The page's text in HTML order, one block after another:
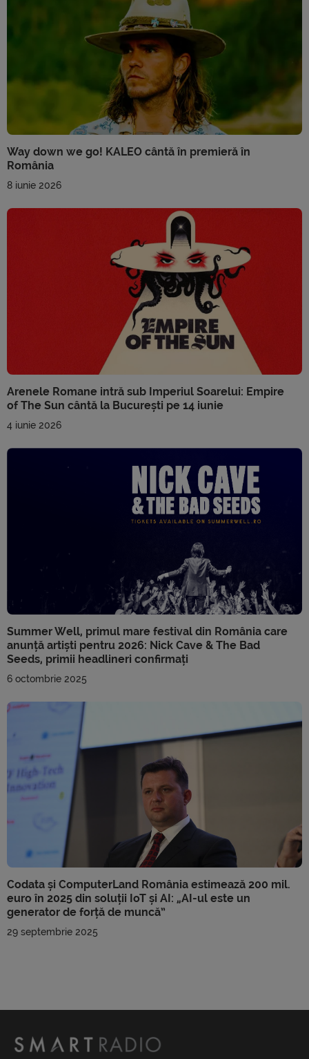
Way down we go! KALEO cântă în premieră în
România
8 iunie 2026
Arenele Romane intră sub Imperiul Soarelui: Empire
of The Sun cântă la București pe 14 iunie
4 iunie 2026
Summer Well, primul mare festival din România care
anunță artiști pentru 2026: Nick Cave & The Bad
Seeds, primii headlineri confirmați
6 octombrie 2025
Codata și ComputerLand România estimează 200 mil.
euro în 2025 din soluții IoT și AI: „AI-ul este un
generator de forță de muncă”
29 septembrie 2025